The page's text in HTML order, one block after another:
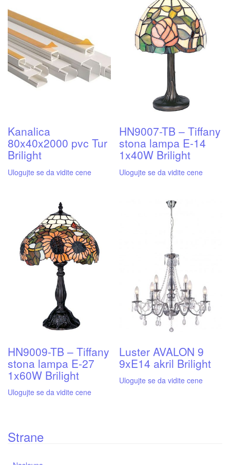
Kanalica
80x40x2000 pvc Tur
Brilight
Ulogujte se da vidite cene
HN9007-TB – Tiffany
stona lampa E-14
1x40W Brilight
Ulogujte se da vidite cene
HN9009-TB – Tiffany
stona lampa E-27
1x60W Brilight
Ulogujte se da vidite cene
Luster AVALON 9
9xE14 akril Brilight
Ulogujte se da vidite cene
Strane